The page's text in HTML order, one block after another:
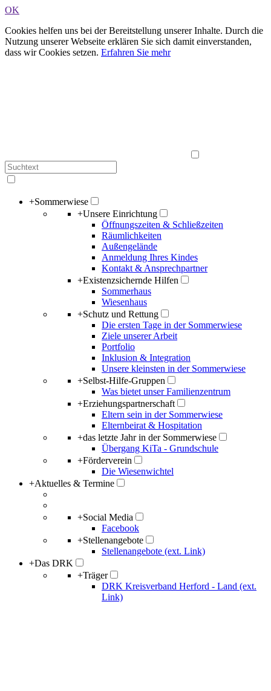
OK
Cookies helfen uns bei der Bereitstellung unserer Inhalte. Durch die
Nutzung unserer Webseite erklären Sie sich damit einverstanden,
dass wir Cookies setzen. Erfahren Sie mehr
+Sommerwiese
+Unsere Einrichtung
Öffnungszeiten & Schließzeiten
Räumlichkeiten
Außengelände
Anmeldung Ihres Kindes
Kontakt & Ansprechpartner
+Existenzsichernde Hilfen
Sommerhaus
Wiesenhaus
+Schutz und Rettung
Die ersten Tage in der Sommerwiese
Ziele unserer Arbeit
Portfolio
Inklusion & Integration
Unsere kleinsten in der Sommerwiese
+Selbst-Hilfe-Gruppen
Was bietet unser Familienzentrum
+Erziehungspartnerschaft
Eltern sein in der Sommerwiese
Elternbeirat & Hospitation
+das letzte Jahr in der Sommerwiese
Übergang KiTa - Grundschule
+Förderverein
Die Wiesenwichtel
+Aktuelles & Termine
+Social Media
Facebook
+Stellenangebote
Stellenangebote (ext. Link)
+Das DRK
+Träger
DRK Kreisverband Herford - Land (ext.
Link)